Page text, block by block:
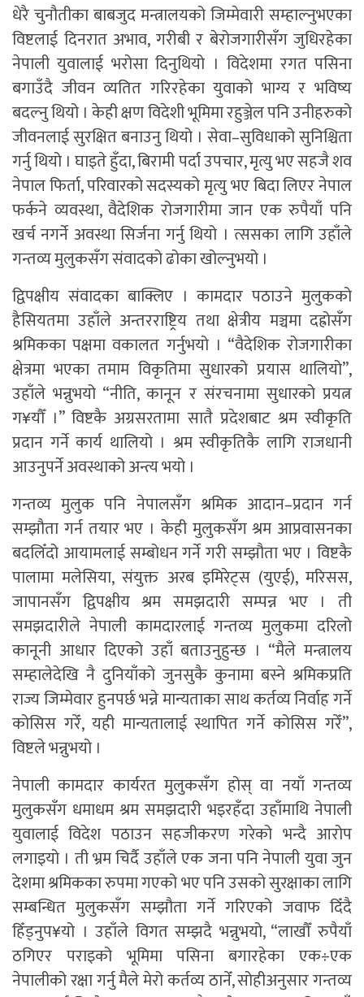
धेरै चुनौतीका बाबजुद मन्त्रालयको जिम्मेवारी सम्हाल्नुभएका
विष्टलाई दिनरात अभाव, गरीबी र बेरोजगारीसँग जुधिरहेका
नेपाली युवालाई भरोसा दिनुथियो । विदेशमा रगत पसिना
बगाउँदै जीवन व्यतित गरिरहेका युवाको भाग्य र भविष्य
बदल्नु थियो । केही क्षण विदेशी भूमिमा रहुञ्जेल पनि उनीहरुको
जीवनलाई सुरक्षित बनाउनु थियो । सेवा–सुविधाको सुनिश्चिता
गर्नु थियो । घाइते हुँदा, बिरामी पर्दा उपचार, मृत्यु भए सहजै शव
नेपाल फिर्ता, परिवारको सदस्यको मृत्यु भए बिदा लिएर नेपाल
फर्कने व्यवस्था, वैदेशिक रोजगारीमा जान एक रुपैयाँ पनि
खर्च नगर्ने अवस्था सिर्जना गर्नु थियो । त्ससका लागि उहाँले
गन्तव्य मुलुकसँग संवादको ढोका खोल्नुभयो ।
द्विपक्षीय संवादका बाक्लिए । कामदार पठाउने मुलुकको
हैसियतमा उहाँले अन्तरराष्ट्रिय तथा क्षेत्रीय मञ्चमा दह्रोसँग
श्रमिकका पक्षमा वकालत गर्नुभयो । “वैदेशिक रोजगारीका
क्षेत्रमा भएका तमाम विकृतिमा सुधारको प्रयास थालियो”,
उहाँले भन्नुभयो “नीति, कानून र संरचनामा सुधारको प्रयत्न
ग¥यौँ ।” विष्टकै अग्रसरतामा सातै प्रदेशबाट श्रम स्वीकृति
प्रदान गर्ने कार्य थालियो । श्रम स्वीकृतिकै लागि राजधानी
आउनुपर्ने अवस्थाको अन्त्य भयो ।
गन्तव्य मुलुक पनि नेपालसँग श्रमिक आदान–प्रदान गर्न
सम्झौता गर्न तयार भए । केही मुलुकसँग श्रम आप्रवासनका
बदलिँदो आयामलाई सम्बोधन गर्ने गरी सम्झौता भए । विष्टकै
पालामा मलेसिया, संयुक्त अरब इमिरेट्स (युएई), मरिसस,
जापानसँग द्विपक्षीय श्रम समझदारी सम्पन्न भए । ती
समझदारीले नेपाली कामदारलाई गन्तव्य मुलुकमा दरिलो
कानूनी आधार दिएको उहाँ बताउनुहुन्छ । “मैले मन्त्रालय
सम्हालेदेखि नै दुनियाँको जुनसुकै कुनामा बस्ने श्रमिकप्रति
राज्य जिम्मेवार हुनपर्छ भन्ने मान्यताका साथ कर्तव्य निर्वाह गर्ने
कोसिस गरेँ, यही मान्यतालाई स्थापित गर्ने कोसिस गरेँ”,
विष्टले भन्नुभयो ।
नेपाली कामदार कार्यरत मुलुकसँग होस् वा नयाँ गन्तव्य
मुलुकसँग धमाधम श्रम समझदारी भइरहँदा उहाँमाथि नेपाली
युवालाई विदेश पठाउन सहजीकरण गरेको भन्दै आरोप
लगाइयो । ती भ्रम चिर्दै उहाँले एक जना पनि नेपाली युवा जुन
देशमा श्रमिकका रुपमा गएको भए पनि उसको सुरक्षाका लागि
सम्बन्धित मुलुकसँग सम्झौता गर्ने गरिएको जवाफ दिँदै
हिँड्नुप¥यो । उहाँले विगत सम्झदै भन्नुभयो, “लाखौँ रुपैयाँ
ठगिएर पराइको भूमिमा पसिना बगारहेका एक÷एक
नेपालीको रक्षा गर्नु मैले मेरो कर्तव्य ठानेँ, सोहीअनुसार गन्तव्य